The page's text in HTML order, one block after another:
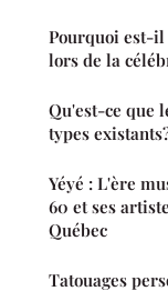
Pourquoi est-il
lors de la
Qu'est-ce que
types
Yéyé : L'ère
60 et ses
Québec
Tatouages